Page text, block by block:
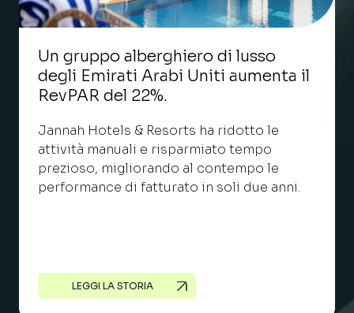
Un gruppo alberghiero di lusso
degli Emirati Arabi Uniti aumenta il
RevPAR del 22%.
Jannah Hotels & Resorts ha ridotto le
attività manuali e risparmiato tempo
prezioso, migliorando al contempo le
performance di fatturato in soli due anni.
LEGGI LA STORIA